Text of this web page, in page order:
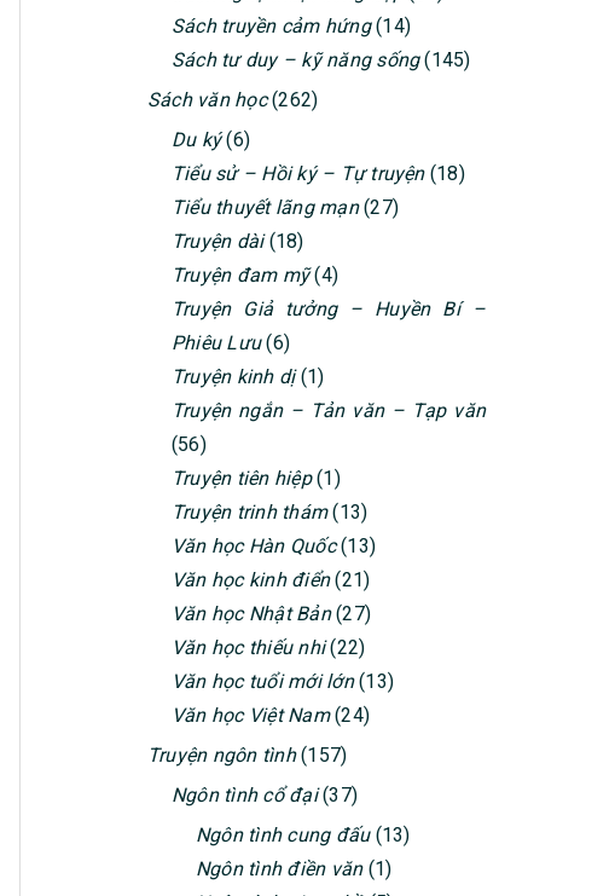
Sách truyền cảm hứng(14)
Sách tư duy – kỹ năng sống(145)
Sách văn học(262)
Du ký(6)
Tiểu sử – Hồi ký – Tự truyện(18)
Tiểu thuyết lãng mạn(27)
Truyện dài(18)
Truyện đam mỹ(4)
Truyện Giả tưởng – Huyền Bí –
Phiêu Lưu(6)
Truyện kinh dị(1)
Truyện ngắn – Tản văn – Tạp văn
(56)
Truyện tiên hiệp(1)
Truyện trinh thám(13)
Văn học Hàn Quốc(13)
Văn học kinh điển(21)
Văn học Nhật Bản(27)
Văn học thiếu nhi(22)
Văn học tuổi mới lớn(13)
Văn học Việt Nam(24)
Truyện ngôn tình(157)
Ngôn tình cổ đại(37)
Ngôn tình cung đấu(13)
Ngôn tình điền văn(1)